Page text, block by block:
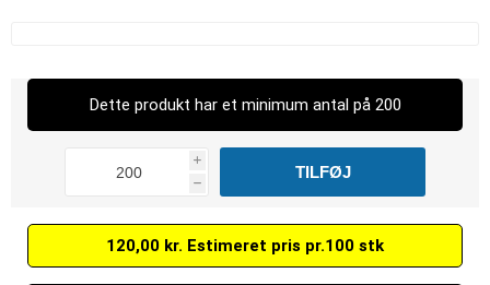
Dette produkt har et minimum antal på 200
i
h
120,00 kr. Estimeret pris pr.100 stk